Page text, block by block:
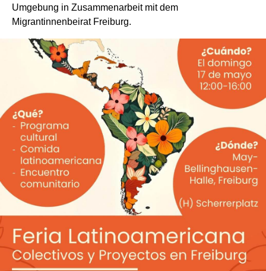
Umgebung in Zusammenarbeit mit dem
Migrantinnenbeirat Freiburg.